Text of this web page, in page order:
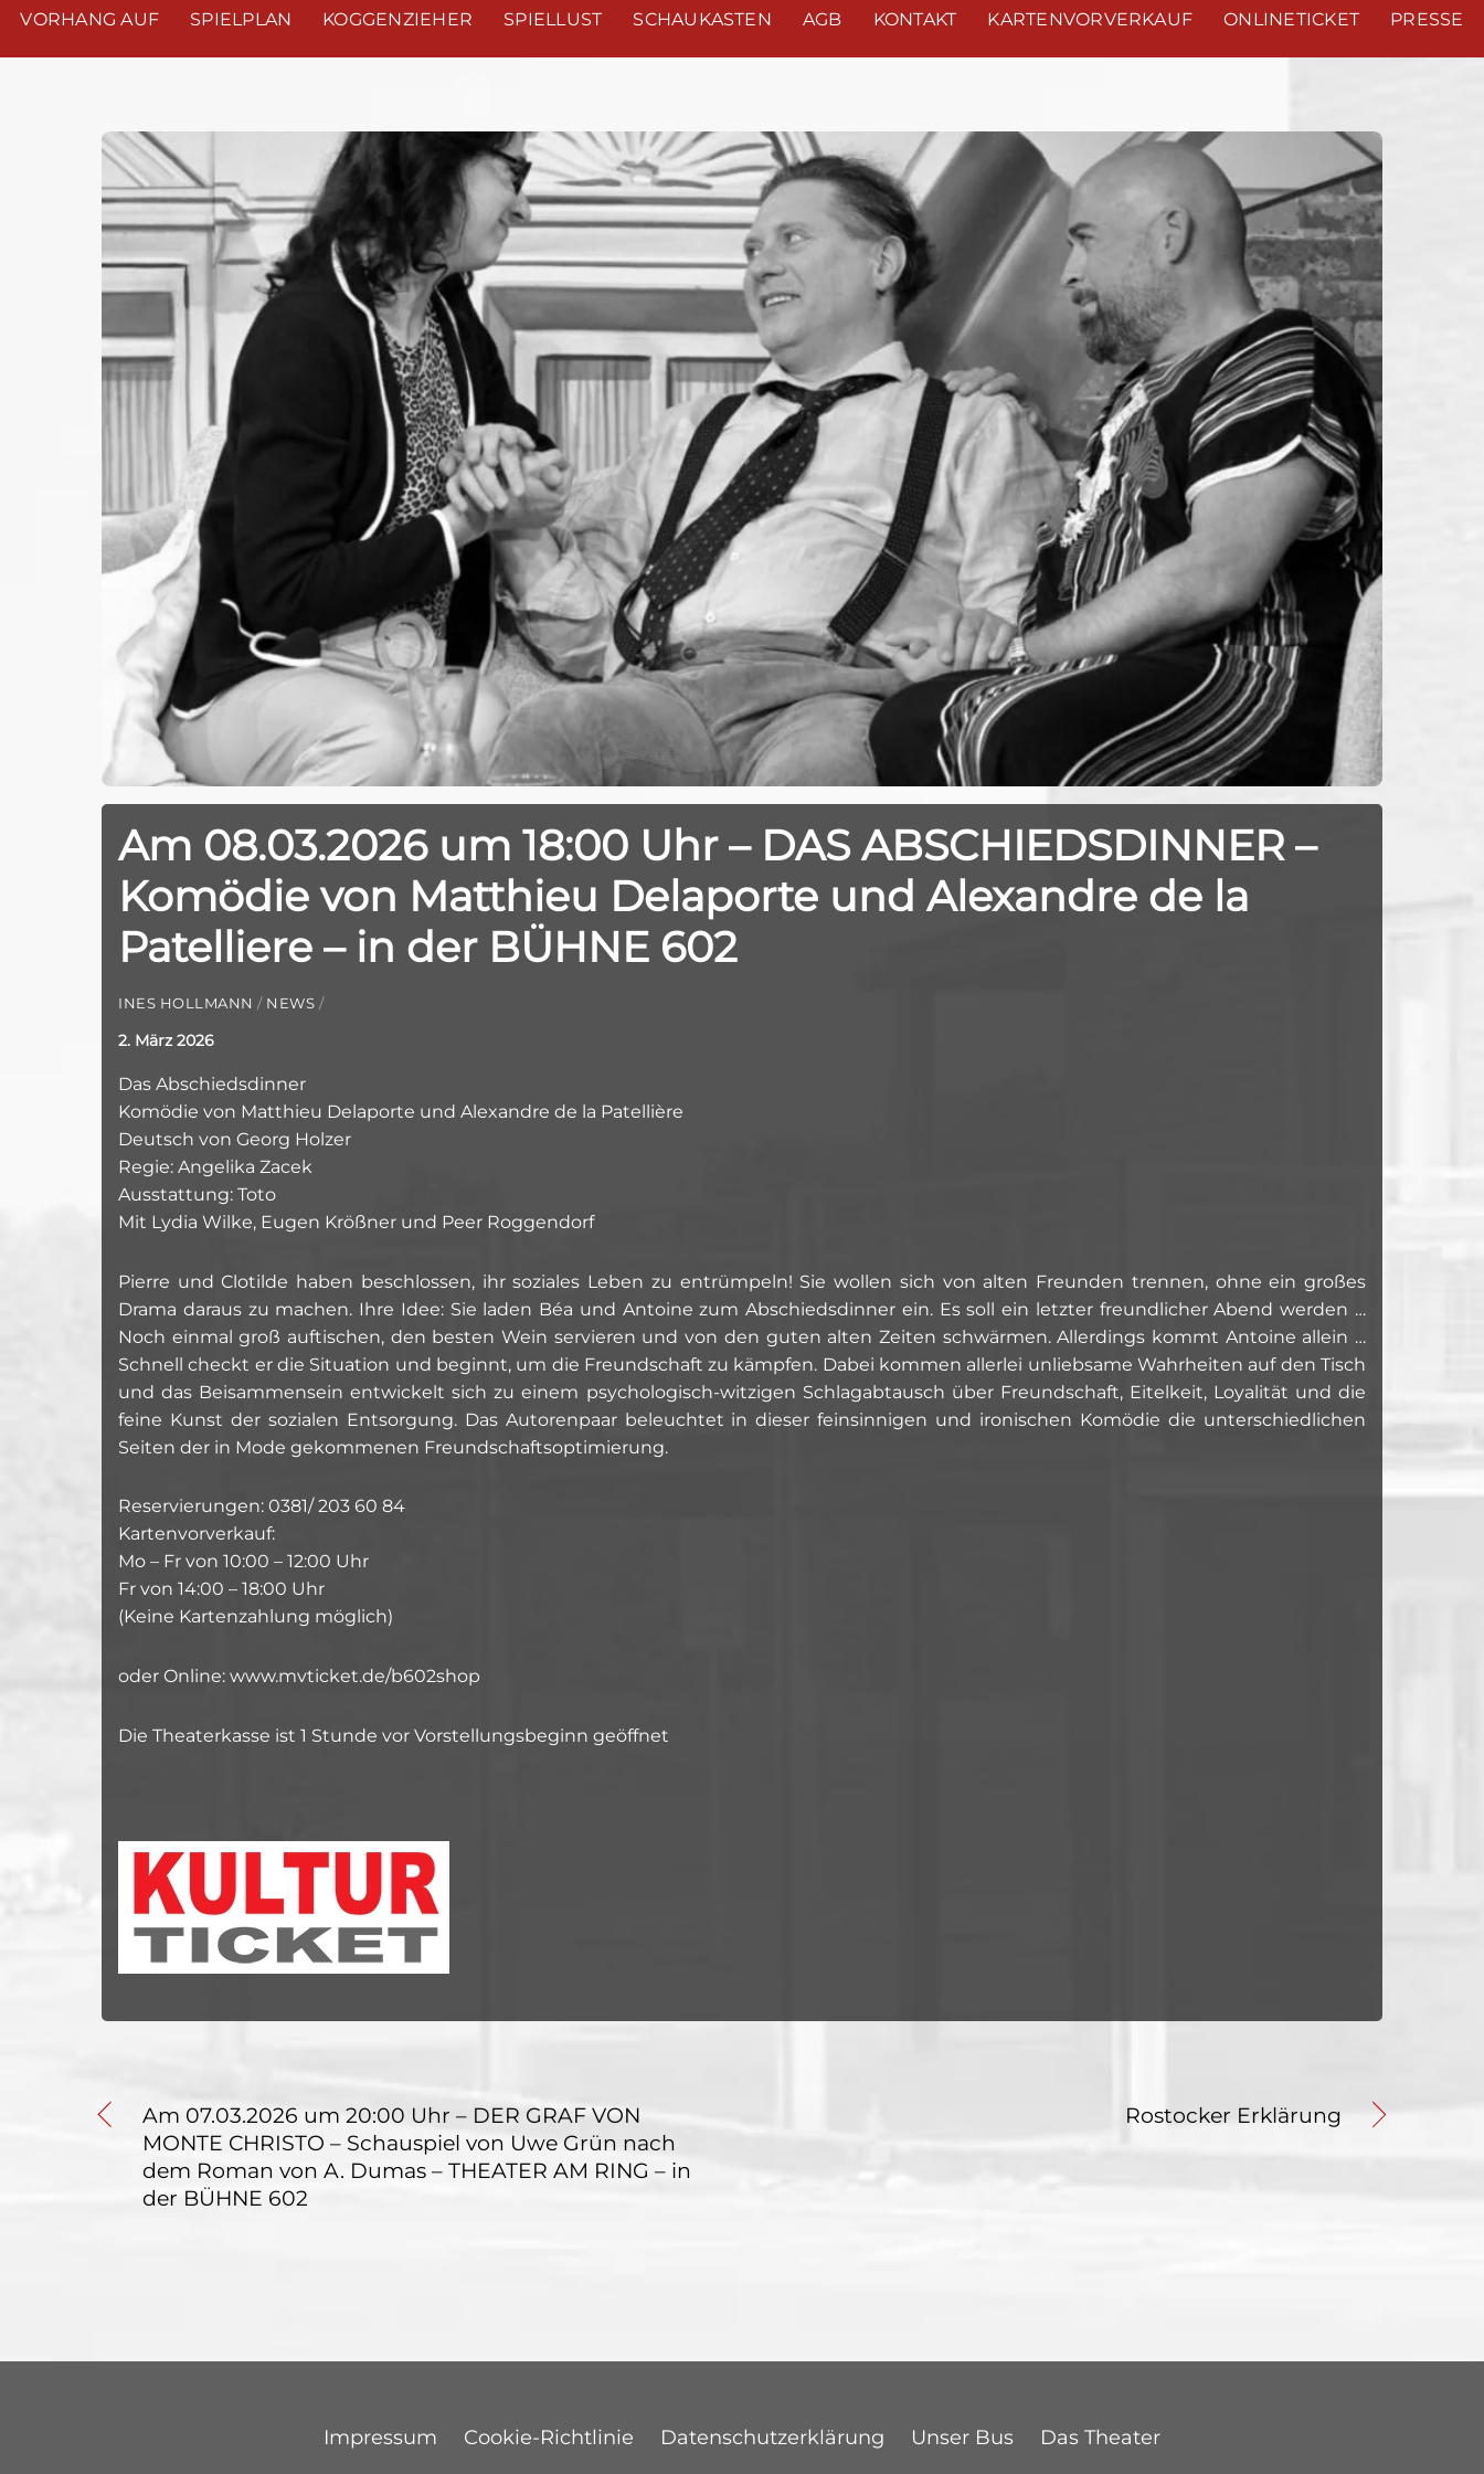
VORHANG AUF SPIELPLAN KOGGENZIEHER SPIELLUST SCHAUKASTEN AGB KONTAKT KARTENVORVERKAUF ONLINETICKET PRESSE
Am 08.03.2026 um 18:00 Uhr – DAS ABSCHIEDSDINNER –
Komödie von Matthieu Delaporte und Alexandre de la
Patelliere – in der BÜHNE 602
INES HOLLMANN / NEWS /
2. März 2026
Das Abschiedsdinner
Komödie von Matthieu Delaporte und Alexandre de la Patellière
Deutsch von Georg Holzer
Regie: Angelika Zacek
Ausstattung: Toto
Mit Lydia Wilke, Eugen Krößner und Peer Roggendorf
Pierre und Clotilde haben beschlossen, ihr soziales Leben zu entrümpeln! Sie wollen sich von alten Freunden trennen, ohne ein großes
Drama daraus zu machen. Ihre Idee: Sie laden Béa und Antoine zum Abschiedsdinner ein. Es soll ein letzter freundlicher Abend werden …
Noch einmal groß auftischen, den besten Wein servieren und von den guten alten Zeiten schwärmen. Allerdings kommt Antoine allein …
Schnell checkt er die Situation und beginnt, um die Freundschaft zu kämpfen. Dabei kommen allerlei unliebsame Wahrheiten auf den Tisch
und das Beisammensein entwickelt sich zu einem psychologisch-witzigen Schlagabtausch über Freundschaft, Eitelkeit, Loyalität und die
feine Kunst der sozialen Entsorgung. Das Autorenpaar beleuchtet in dieser feinsinnigen und ironischen Komödie die unterschiedlichen
Seiten der in Mode gekommenen Freundschaftsoptimierung.
Reservierungen: 0381/ 203 60 84
Kartenvorverkauf:
Mo – Fr von 10:00 – 12:00 Uhr
Fr von 14:00 – 18:00 Uhr
(Keine Kartenzahlung möglich)
oder Online: www.mvticket.de/b602shop
Die Theaterkasse ist 1 Stunde vor Vorstellungsbeginn geöffnet
Am 07.03.2026 um 20:00 Uhr – DER GRAF VON
MONTE CHRISTO – Schauspiel von Uwe Grün nach
dem Roman von A. Dumas – THEATER AM RING – in
der BÜHNE 602
Rostocker Erklärung
Impressum Cookie-Richtlinie Datenschutzerklärung Unser Bus Das Theater